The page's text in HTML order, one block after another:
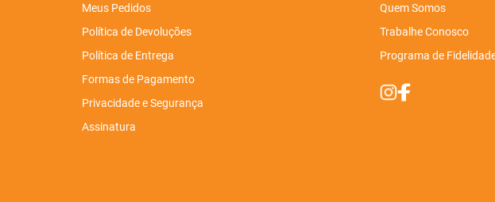
Meus Pedidos
Política de Devoluções
Política de Entrega
Formas de Pagamento
Privacidade e Segurança
Assinatura
Quem Somos
Trabalhe Conosco
Programa de